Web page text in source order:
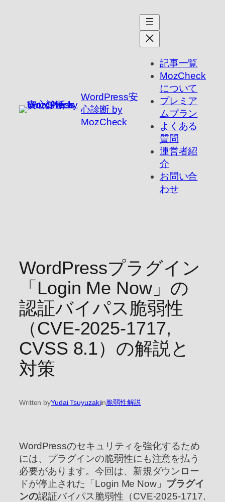
WordPress安
心診断 by
MozCheck
記事一覧
MozCheck
について
プレミア
ムプラン
よくある
質問
運営者紹
介
お問い合
わせ
WordPressプラグイン
「Login Me Now」の
認証バイパス脆弱性
（CVE-2025-1717,
CVSS 8.1）の解説と
対策
Written byYudai Tsuyuzakiin脆弱性解説
WordPressのセキュリティを強化するため
には、プラグインの脆弱性にも注意を払う
必要があります。今回は、新規ダウンロー
ドが停止された「Login Me Now」 プラグイ
ンの認証バイパス脆弱性（CVE-2025-1717,